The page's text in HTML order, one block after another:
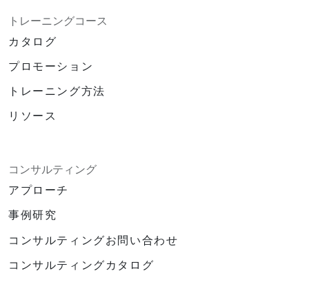
トレーニングコース
カタログ
プロモーション
トレーニング方法
リソース
コンサルティング
アプローチ
事例研究
コンサルティングお問い合わせ
コンサルティングカタログ